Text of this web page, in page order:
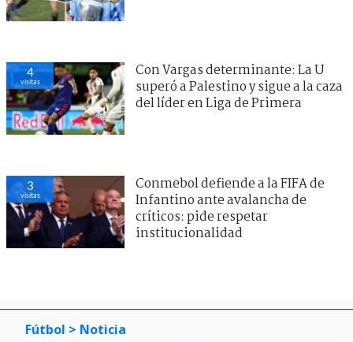
Ernesto Guevara | Agencia UNO
Con Vargas determinante: La U
superó a Palestino y sigue a la
Javier Zamorano
Periodista de Deportes en BioBioChile